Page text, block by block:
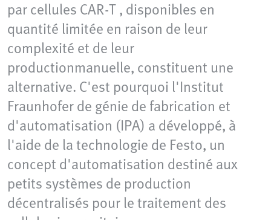
par cellules CAR-T , disponibles en
quantité limitée en raison de leur
complexité et de leur
productionmanuelle, constituent une
alternative. C'est pourquoi l'Institut
Fraunhofer de génie de fabrication et
d'automatisation (IPA) a développé, à
l'aide de la technologie de Festo, un
concept d'automatisation destiné aux
petits systèmes de production
décentralisés pour le traitement des